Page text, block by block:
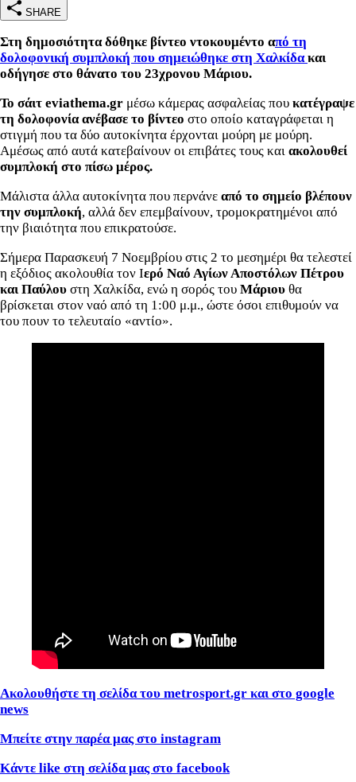
SHARE
Στη δημοσιότητα δόθηκε βίντεο ντοκουμέντο από τη
δολοφονική συμπλοκή που σημειώθηκε στη Χαλκίδακαι
οδήγησε στο θάνατο του 23χρονου Μάριου.
Το σάιτ eviathema.gr μέσω κάμερας ασφαλείας που κατέγραψε
τη δολοφονία ανέβασε το βίντεο στο οποίο καταγράφεται η
στιγμή που τα δύο αυτοκίνητα έρχονται μούρη με μούρη.
Αμέσως από αυτά κατεβαίνουν οι επιβάτες τους και ακολουθεί
συμπλοκή στο πίσω μέρος.
Μάλιστα άλλα αυτοκίνητα που περνάνε από το σημείο βλέπουν
την συμπλοκή, αλλά δεν επεμβαίνουν, τρομοκρατημένοι από
την βιαιότητα που επικρατούσε.
Σήμερα Παρασκευή 7 Νοεμβρίου στις 2 το μεσημέρι θα τελεστεί
η εξόδιος ακολουθία τον Ιερό Ναό Αγίων Αποστόλων Πέτρου
και Παύλου στη Χαλκίδα, ενώ η σορός του Μάριου θα
βρίσκεται στον ναό από τη 1:00 μ.μ., ώστε όσοι επιθυμούν να
του πουν το τελευταίο «αντίο».
Ακολουθήστε τη σελίδα του metrosport.gr και στο google
news
Μπείτε στην παρέα μας στο instagram
Κάντε like στη σελίδα μας στο facebook